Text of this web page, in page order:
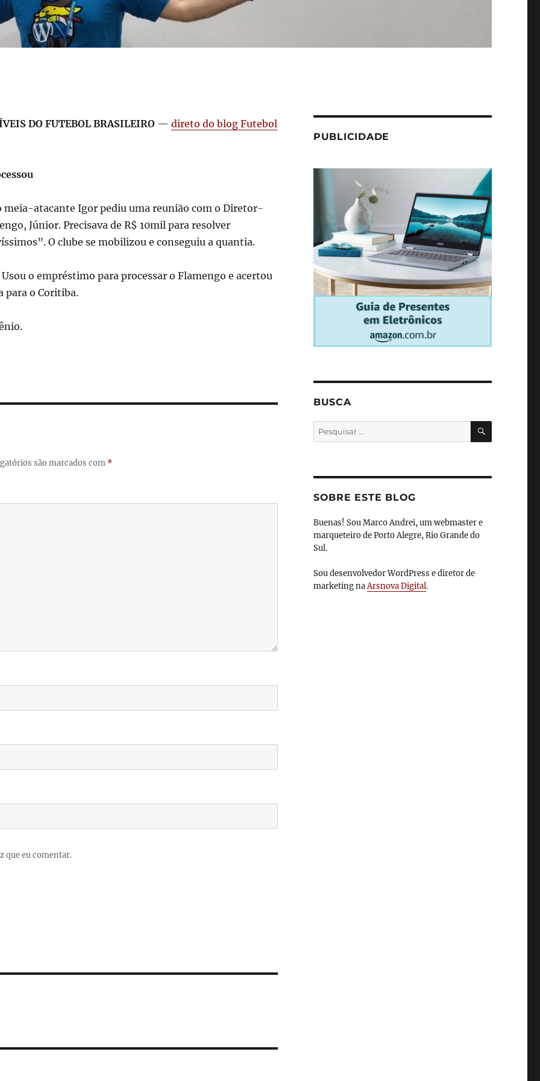
DO FUTEBOL BRASILEIRO— direto do blog Futebol
meia-atacante Igor pediu uma reunião com o Diretor-
Júnior. Precisava de R$ 10mil para resolver
O clube se mobilizou e conseguiu a quantia.
o empréstimo para processar o Flamengo e acertou
para o Coritiba.
são marcados com *
que eu comentar.
PUBLICIDADE
BUSCA
Pesquisar
por:
SOBRE ESTE BLOG
Buenas! Sou Marco Andrei, um webmaster e
marqueteiro de Porto Alegre, Rio Grande do
Sul.
Sou desenvolvedor WordPress e diretor de
marketing naArsnova Digital.